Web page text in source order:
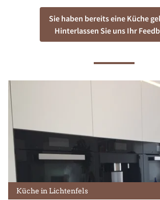
Sie haben bereits eine Küche
Hinterlassen Sie uns Ihr
Küche in Lichtenfels